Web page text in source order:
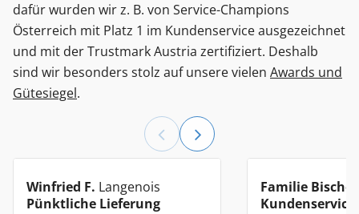
dafür wurden wir z. B. von Service-Champions
Österreich mit Platz 1 im Kundenservice ausgezeichnet
und mit der Trustmark Austria zertifiziert. Deshalb
sind wir besonders stolz auf unsere vielen Awards und
Gütesiegel.
Winfried F. Langenois
Pünktliche Lieferung
Familie Bischof
Kundenservice